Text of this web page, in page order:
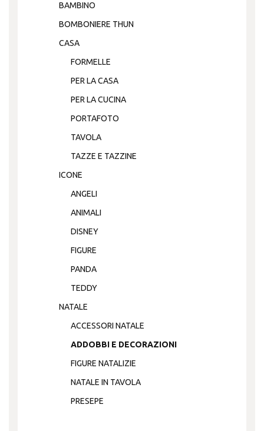
BAMBINO
BOMBONIERE THUN
CASA
FORMELLE
PER LA CASA
PER LA CUCINA
PORTAFOTO
TAVOLA
TAZZE E TAZZINE
ICONE
ANGELI
ANIMALI
DISNEY
FIGURE
PANDA
TEDDY
NATALE
ACCESSORI NATALE
ADDOBBI E DECORAZIONI
FIGURE NATALIZIE
NATALE IN TAVOLA
PRESEPE